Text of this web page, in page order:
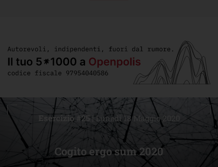
Cogito ergo sum 2020
Esercizio #25 | Lunedì 18 Maggio 2020